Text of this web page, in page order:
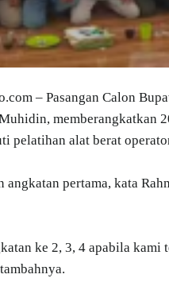
– Pasangan Calon
memberangkatkan
pelatihan alat berat
angkatan pertama, kata
ke 2, 3, 4 apabila